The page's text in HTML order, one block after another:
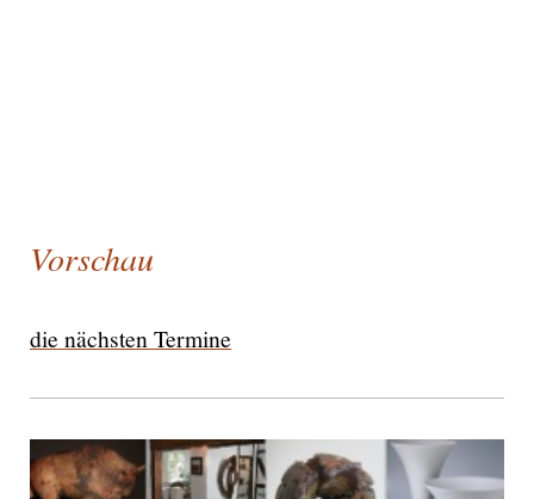
Vorschau
die nächsten Termine